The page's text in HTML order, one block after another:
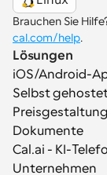
Brauchen Sie
cal.com/help.
Lösungen
iOS/Android-
Selbst
Preisgestaltung
Dokumente
Cal.ai - KI-
Unternehmen